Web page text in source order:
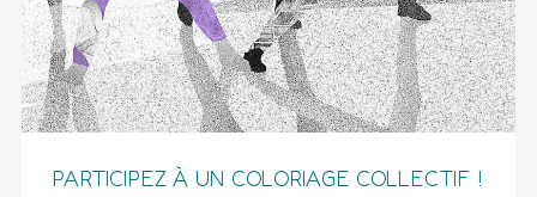
PARTICIPEZ À UN COLORIAGE COLLECTIF !